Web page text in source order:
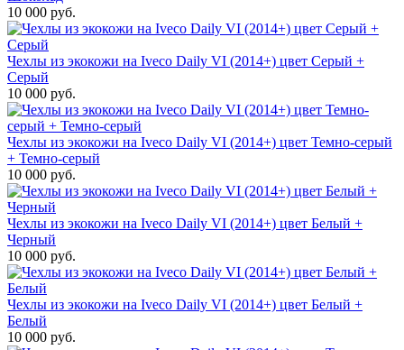
10 000 руб.
Чехлы из экокожи на Iveco Daily VI (2014+) цвет Серый +
Серый
10 000 руб.
Чехлы из экокожи на Iveco Daily VI (2014+) цвет Темно-серый
+ Темно-серый
10 000 руб.
Чехлы из экокожи на Iveco Daily VI (2014+) цвет Белый +
Черный
10 000 руб.
Чехлы из экокожи на Iveco Daily VI (2014+) цвет Белый +
Белый
10 000 руб.